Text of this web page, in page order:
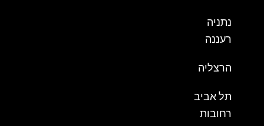
נתניה
רעננה
הרצליה
תל אביב
רחובות